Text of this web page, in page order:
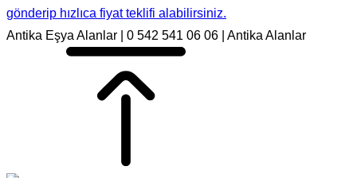
gönderip hızlıca fiyat teklifi alabilirsiniz.
Antika Eşya Alanlar | 0 542 541 06 06 | Antika Alanlar